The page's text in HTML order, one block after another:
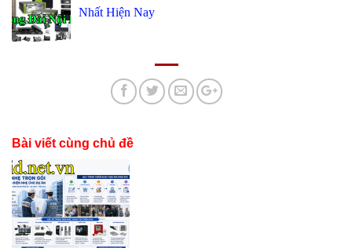
Nhất Hiện Nay
Bài viết cùng chủ đề